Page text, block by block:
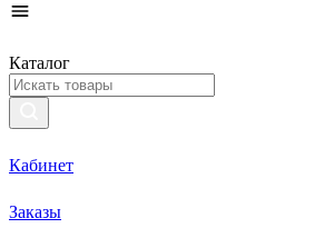
Каталог
Кабинет
Заказы